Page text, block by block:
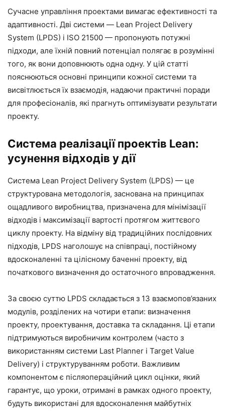
Сучасне управління проектами вимагає ефективності та
адаптивності. Дві системи — Lean Project Delivery
System (LPDS) і ISO 21500 — пропонують потужні
підходи, але їхній повний потенціал полягає в розумінні
того, як вони доповнюють одна одну. У цій статті
пояснюються основні принципи кожної системи та
висвітлюється їх взаємодія, надаючи практичні поради
для професіоналів, які прагнуть оптимізувати результати
проекту.
Система реалізації проектів Lean:
усунення відходів у дії
Система Lean Project Delivery System (LPDS) — це
структурована методологія, заснована на принципах
ощадливого виробництва, призначена для мінімізації
відходів і максимізації вартості протягом життєвого
циклу проекту. На відміну від традиційних послідовних
підходів, LPDS наголошує на співпраці, постійному
вдосконаленні та цілісному баченні проекту, від
початкового визначення до остаточного впровадження.
За своєю суттю LPDS складається з 13 взаємопов’язаних
модулів, розділених на чотири етапи: визначення
проекту, проектування, доставка та складання. Ці етапи
підтримуються виробничим контролем (часто з
використанням системи Last Planner і Target Value
Delivery) і структуруванням роботи. Важливим
компонентом є післяопераційний цикл оцінки, який
гарантує, що уроки, отримані в рамках одного проекту,
будуть використані для вдосконалення майбутніх